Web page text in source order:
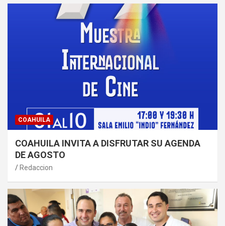
COAHUILA
COAHUILA INVITA A DISFRUTAR SU AGENDA
DE AGOSTO
Redaccion